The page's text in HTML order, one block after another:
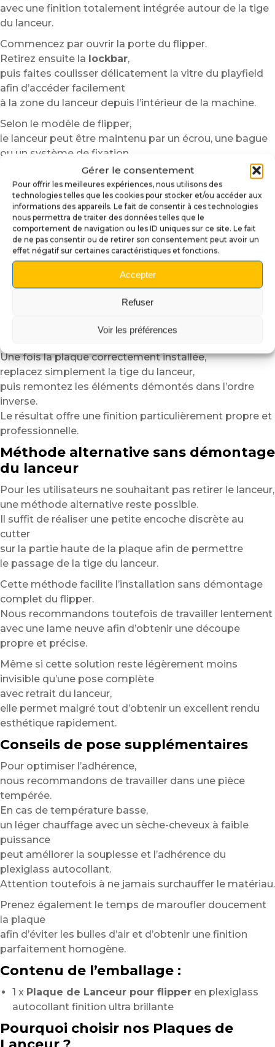
Gérer le consentement
Pour offrir les meilleures expériences, nous utilisons des
technologies telles que les cookies pour stocker et/ou accéder aux
informations des appareils. Le fait de consentir à ces technologies
nous permettra de traiter des données telles que le
comportement de navigation ou les ID uniques sur ce site. Le fait
de ne pas consentir ou de retirer son consentement peut avoir un
effet négatif sur certaines caractéristiques et fonctions.
Accepter
Refuser
Voir les préférences
avec une finition totalement intégrée autour de la tige
du lanceur.
Commencez par ouvrir la porte du flipper.
Retirez ensuite la lockbar,
puis faites coulisser délicatement la vitre du playfield
afin d’accéder facilement
à la zone du lanceur depuis l’intérieur de la machine.
Selon le modèle de flipper,
le lanceur peut être maintenu par un écrou, une bague
ou un système de fixation.
Dévissez soigneusement l’élément de maintien situé
derrière la façade,
puis retirez progressivement la tige du lanceur.
Nous recommandons de conserver les pièces
démontées dans un récipient
afin d’éviter toute perte pendant l’installation.
Nettoyez ensuite soigneusement la surface avant
afin d’éliminer poussières, traces grasses ou résidus.
Positionnez la plaque à sec afin de vérifier l’alignement,
en appliquant la plaque du centre vers les extrémités.
Une fois la plaque correctement installée,
replacez simplement la tige du lanceur,
puis remontez les éléments démontés dans l’ordre
inverse.
Le résultat offre une finition particulièrement propre et
professionnelle.
Méthode alternative sans démontage
du lanceur
Pour les utilisateurs ne souhaitant pas retirer le lanceur,
une méthode alternative reste possible.
Il suffit de réaliser une petite encoche discrète au
cutter
sur la partie haute de la plaque afin de permettre
le passage de la tige du lanceur.
Cette méthode facilite l’installation sans démontage
complet du flipper.
Nous recommandons toutefois de travailler lentement
avec une lame neuve afin d’obtenir une découpe
propre et précise.
Même si cette solution reste légèrement moins
invisible qu’une pose complète
avec retrait du lanceur,
elle permet malgré tout d’obtenir un excellent rendu
esthétique rapidement.
Conseils de pose supplémentaires
Pour optimiser l’adhérence,
nous recommandons de travailler dans une pièce
tempérée.
En cas de température basse,
un léger chauffage avec un sèche-cheveux à faible
puissance
peut améliorer la souplesse et l’adhérence du
plexiglass autocollant.
Attention toutefois à ne jamais surchauffer le matériau.
Prenez également le temps de maroufler doucement
la plaque
afin d’éviter les bulles d’air et d’obtenir une finition
parfaitement homogène.
Contenu de l’emballage :
1 x Plaque de Lanceur pour flipper en plexiglass
autocollant finition ultra brillante
Pourquoi choisir nos Plaques de